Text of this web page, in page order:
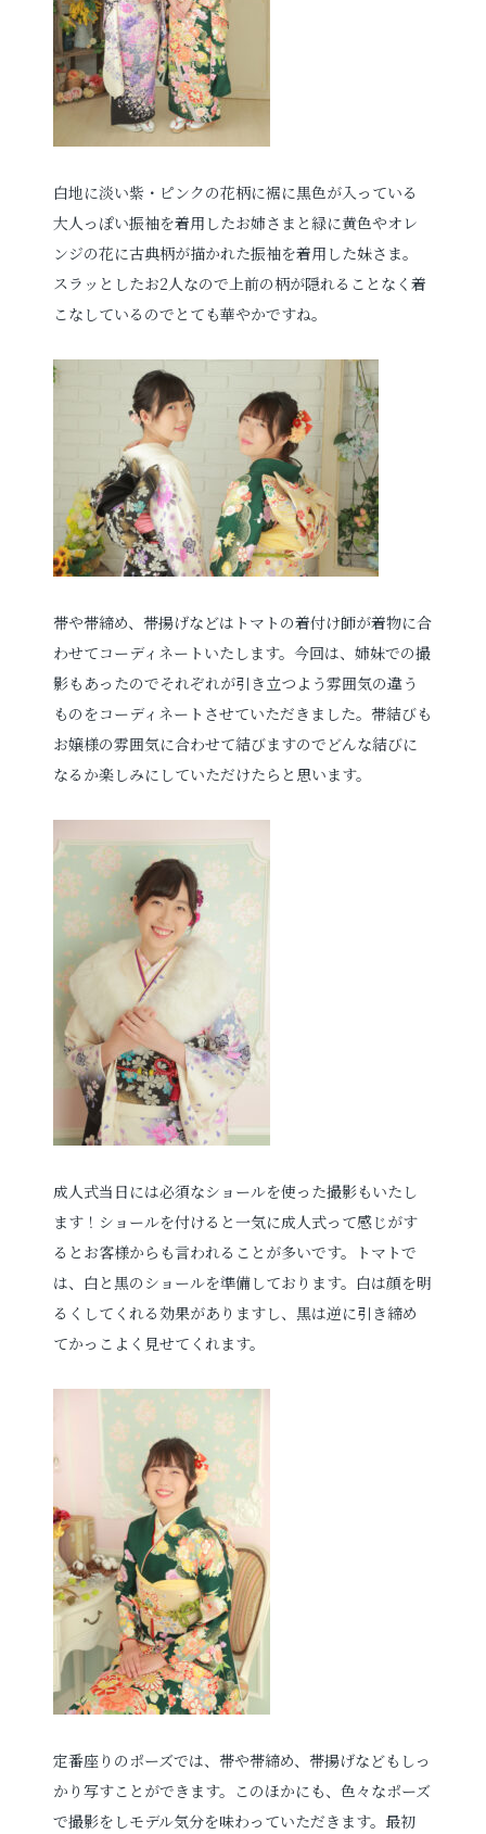
白地に淡い紫・ピンクの花柄に裾に黒色が入っている
大人っぽい振袖を着用したお姉さまと緑に黄色やオレ
ンジの花に古典柄が描かれた振袖を着用した妹さま。
スラッとしたお2人なので上前の柄が隠れることなく着
こなしているのでとても華やかですね。
帯や帯締め、帯揚げなどはトマトの着付け師が着物に合
わせてコーディネートいたします。今回は、姉妹での撮
影もあったのでそれぞれが引き立つよう雰囲気の違う
ものをコーディネートさせていただきました。帯結びも
お嬢様の雰囲気に合わせて結びますのでどんな結びに
なるか楽しみにしていただけたらと思います。
成人式当日には必須なショールを使った撮影もいたし
ます！ショールを付けると一気に成人式って感じがす
るとお客様からも言われることが多いです。トマトで
は、白と黒のショールを準備しております。白は顔を明
るくしてくれる効果がありますし、黒は逆に引き締め
てかっこよく見せてくれます。
定番座りのポーズでは、帯や帯締め、帯揚げなどもしっ
かり写すことができます。このほかにも、色々なポーズ
で撮影をしモデル気分を味わっていただきます。最初